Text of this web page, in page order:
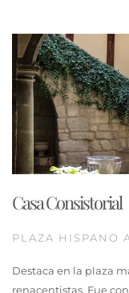
Casa Consistorial
PLAZA HISPANO
Destaca en la plaza
renacentistas. Fue